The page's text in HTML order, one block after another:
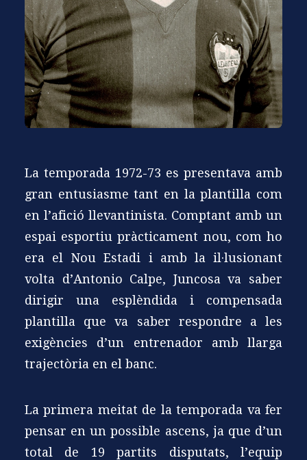
La temporada 1972-73 es presentava amb
gran entusiasme tant en la plantilla com
en l’afició llevantinista. Comptant amb un
espai esportiu pràcticament nou, com ho
era el Nou Estadi i amb la il·lusionant
volta d’Antonio Calpe, Juncosa va saber
dirigir una esplèndida i compensada
plantilla que va saber respondre a les
exigències d’un entrenador amb llarga
trajectòria en el banc.
La primera meitat de la temporada va fer
pensar en un possible ascens, ja que d’un
total de 19 partits disputats, l’equip